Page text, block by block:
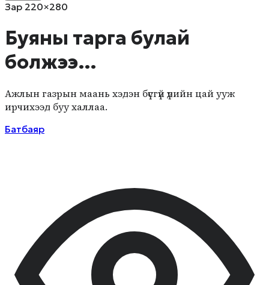
Зар 220×280
Буяны тарга булай
болжээ…
Ажлын газрын маань хэдэн бүсгүй үдийн цай ууж
ирчихээд буу халлаа.
Батбаяр